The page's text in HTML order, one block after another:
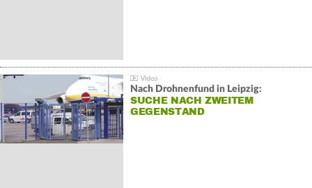
Nach Drohnenfund in Leipzig:
SUCHE NACH ZWEITEM
GEGENSTAND